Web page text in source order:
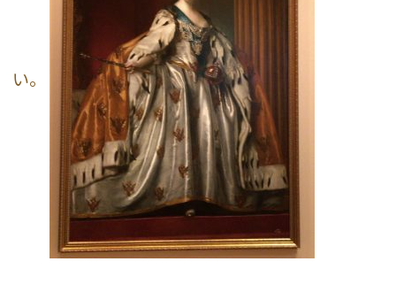
い。